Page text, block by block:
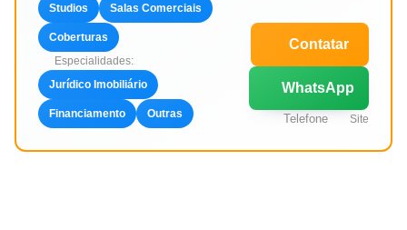
Studios Salas Comerciais
Coberturas
Especialidades:
Jurídico Imobiliário
Financiamento Outras
Contatar
WhatsApp
Telefone Site